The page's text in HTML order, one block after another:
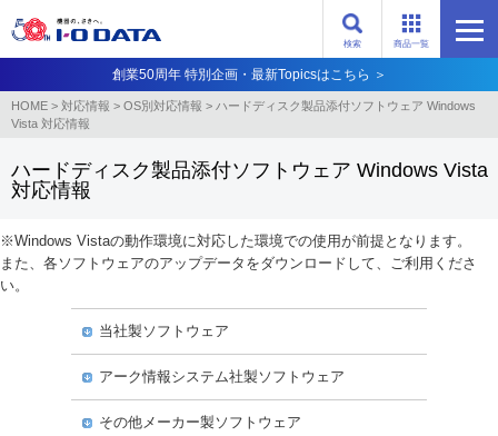
商品一覧
検索
創業50周年 特別企画・最新Topicsはこちら ＞
HOME > 対応情報 > OS別対応情報 > ハードディスク製品添付ソフトウェア Windows
Vista 対応情報
ハードディスク製品添付ソフトウェア Windows Vista
対応情報
※Windows Vistaの動作環境に対応した環境での使用が前提となります。
また、各ソフトウェアのアップデータをダウンロードして、ご利用くださ
い。
当社製ソフトウェア
アーク情報システム社製ソフトウェア
その他メーカー製ソフトウェア